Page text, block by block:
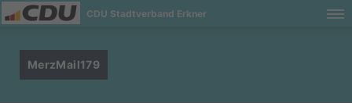
CDU Stadtverband Erkner
MerzMail179